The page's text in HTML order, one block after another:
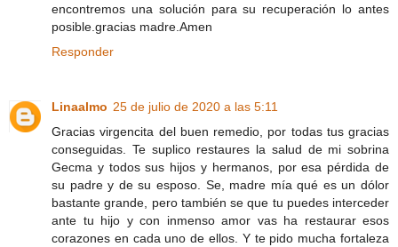
encontremos una solución para su recuperación lo antes
posible.gracias madre.Amen
Responder
Linaalmo 25 de julio de 2020 a las 5:11
Gracias virgencita del buen remedio, por todas tus gracias
conseguidas. Te suplico restaures la salud de mi sobrina
Gecma y todos sus hijos y hermanos, por esa pérdida de
su padre y de su esposo. Se, madre mía qué es un dólor
bastante grande, pero también se que tu puedes interceder
ante tu hijo y con inmenso amor vas ha restaurar esos
corazones en cada uno de ellos. Y te pido mucha fortaleza